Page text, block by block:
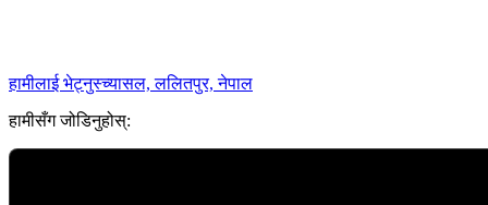
हामीलाई भेट्नुस्च्यासल, ललितपुर, नेपाल
हामीसँग जोडिनुहोस्: